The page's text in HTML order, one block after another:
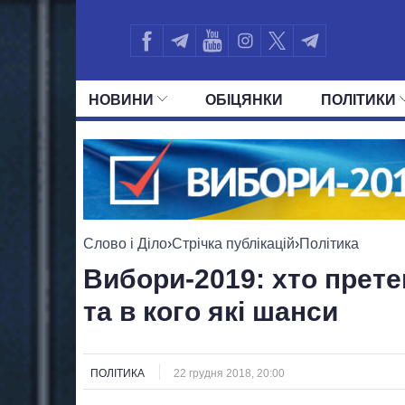
НОВИНИ ОБIЦЯНКИ ПОЛIТИКИ
УСІ ПОЛІТИКИ ПРЕЗИДЕНТ І
Слово і Діло›Стрічка публікацій›Політика
Вибори-2019: хто
та в кого які шанси
ПОЛІТИКА 22 грудня 2018, 20:00